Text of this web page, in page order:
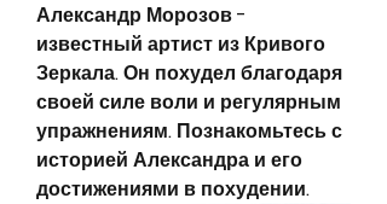
Александр Морозов -
известный артист из Кривого
Зеркала. Он похудел благодаря
своей силе воли и регулярным
упражнениям. Познакомьтесь с
историей Александра и его
достижениями в похудении.